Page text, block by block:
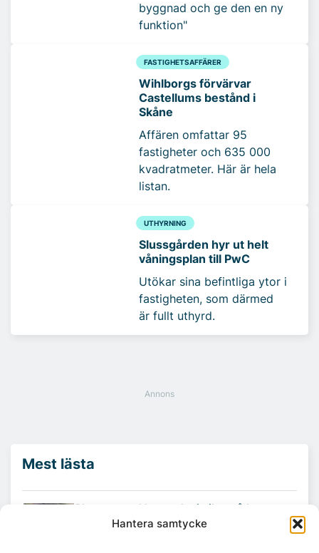
Hantera samtycke
byggnad och ge den en ny
funktion"
FASTIGHETSAFFÄRER
Wihlborgs förvärvar
Castellums bestånd i
Skåne
Affären omfattar 95
fastigheter och 635 000
kvadratmeter. Här är hela
listan.
UTHYRNING
Slussgården hyr ut helt
våningsplan till PwC
Utökar sina befintliga ytor i
fastigheten, som därmed
är fullt uthyrd.
Mest lästa
Platzer utvecklar nytt logistikområde –
Arendal 5.0